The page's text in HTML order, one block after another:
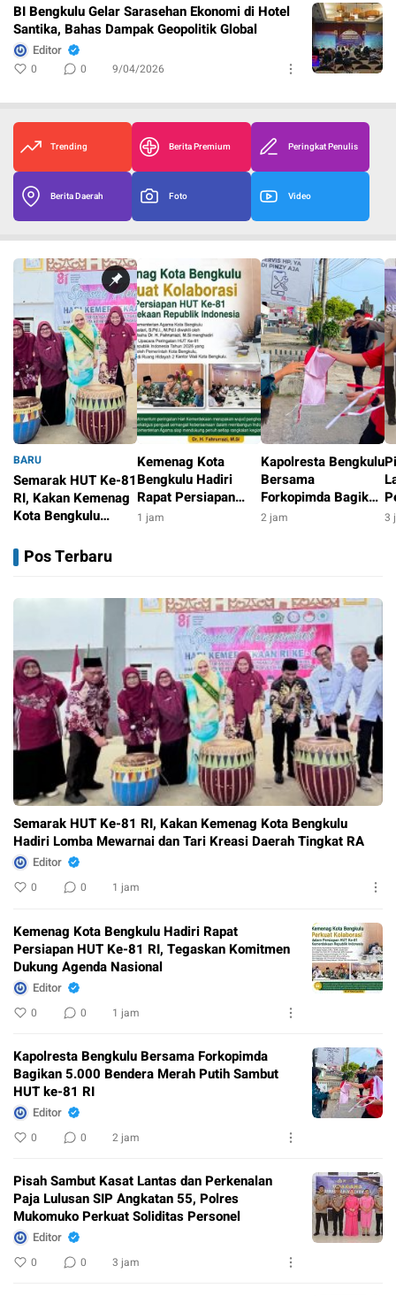
BI Bengkulu Gelar Sarasehan Ekonomi di Hotel
Santika, Bahas Dampak Geopolitik Global
Editor
0 0 9/04/2026
Trending Berita Premium Peringkat Penulis
Berita Daerah Foto Video
BARU
Semarak HUT Ke-81
RI, Kakan Kemenag
Kota Bengkulu
Mewarnai dan Tari
Kreasi Daerah
Kemenag Kota
Bengkulu Hadiri
Rapat Persiapan
HUT Ke-81 RI,
1 jam
Kapolresta Bengkulu
Bersama
Forkopimda Bagikan
5.000 Bendera
2 jam 3
Pos Terbaru
Semarak HUT Ke-81 RI, Kakan Kemenag Kota Bengkulu
Hadiri Lomba Mewarnai dan Tari Kreasi Daerah Tingkat RA
Editor
0 0 1 jam
Kemenag Kota Bengkulu Hadiri Rapat
Persiapan HUT Ke-81 RI, Tegaskan Komitmen
Dukung Agenda Nasional
Editor
0 0 1 jam
Kapolresta Bengkulu Bersama Forkopimda
Bagikan 5.000 Bendera Merah Putih Sambut
HUT ke-81 RI
Editor
0 0 2 jam
Pisah Sambut Kasat Lantas dan Perkenalan
Paja Lulusan SIP Angkatan 55, Polres
Mukomuko Perkuat Soliditas Personel
Editor
0 0 3 jam